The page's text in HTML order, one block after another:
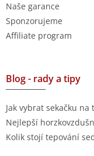
Naše garance
Sponzorujeme
Affiliate program
Blog - rady a tipy
Jak vybrat sekačku
Nejlepší
Kolik stojí tepování